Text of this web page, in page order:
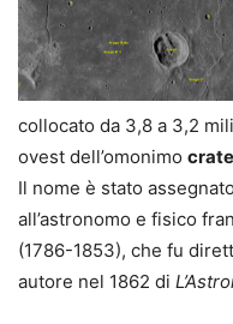
collocato da 3,8 a 3,2
ovest dell’omonimo
Il nome è stato
all’astronomo e fisico
(1786-1853), che fu
autore nel 1862 di